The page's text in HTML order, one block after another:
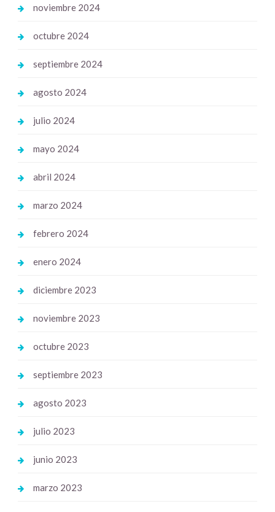
noviembre 2024
octubre 2024
septiembre 2024
agosto 2024
julio 2024
mayo 2024
abril 2024
marzo 2024
febrero 2024
enero 2024
diciembre 2023
noviembre 2023
octubre 2023
septiembre 2023
agosto 2023
julio 2023
junio 2023
marzo 2023